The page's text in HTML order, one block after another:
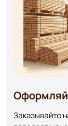
Заказывайте